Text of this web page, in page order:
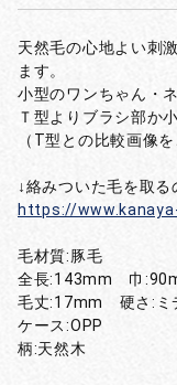
天然毛の心地よい刺
ます。
小型のワンちゃん・
Ｔ型よりブラシ部か
（T型との比較画像
↓絡みついた毛を取る
https://
毛材質:豚毛
全長:143mm 巾
毛丈:17mm 硬さ:ミ
ケース:OPP
柄:天然木